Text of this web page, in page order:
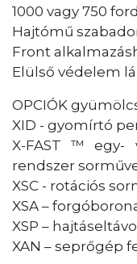
1000 vagy 750
Hajtómű
Front
Elülső védelem
OPCIÓK
XID - gyomírtó
X-FAST ™ egy-
rendszer
XSC - rotációs
XSA –
XSP –
XAN – seprőgép